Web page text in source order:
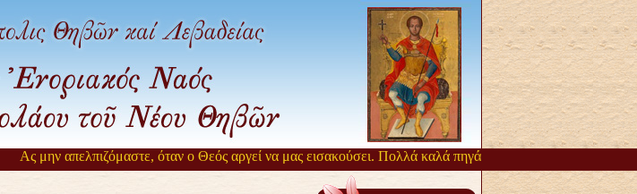
Ας μην απελπιζόμαστε, όταν ο Θεός αργεί να μας εισακούσει. Πολλά καλά πηγάζουν, από την αργοπορία αυτή.